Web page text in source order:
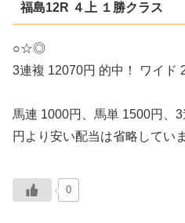
福島12R ４上 １勝クラス
○☆◎
3連複 12070円 的中！ ワイド
馬連 1000円、馬単 1500円、
円より安い配当は省略してい
0